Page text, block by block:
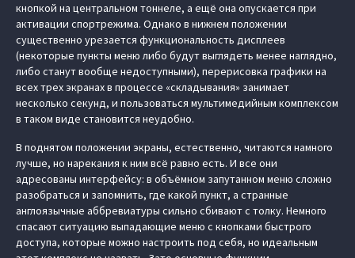
кнопкой на центральном тоннеле, а ещё она опускается при
активации спортрежима. Однако в нижнем положении
существенно урезается функциональность дисплеев
(некоторые пункты меню либо будут выглядеть менее наглядно,
либо станут вообще недоступными), перерисовка графики на
всех трех экранах в процессе «складывания» занимает
несколько секунд, и пользоваться мультимедийным комплексом
в таком виде становится неудобно.
В поднятом положении экраны, естественно, читаются намного
лучше, но нарекания к ним всё равно есть. И все они
адресованы интерфейсу: в объёмном запутанном меню сложно
разобраться и запомнить, где какой пункт, а странные
англоязычные аббревиатуры сильно сбивают с толку. Немного
спасают ситуацию выпадающие меню с кнопками быстрого
доступа, которые можно настроить под себя, но идеальным